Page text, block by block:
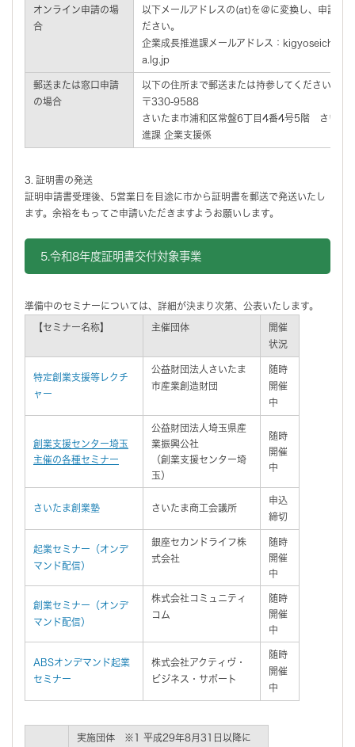
オンライン申請の場
合
以下メールアドレスの(at)を＠に変換し、申請書
ださい。
企業成長推進課メールアドレス：kigyoseicho-
a.lg.jp
郵送または窓口申請
の場合
以下の住所まで郵送または持参してください。
〒330-9588
さいたま市浦和区常盤6丁目4番4号5階 さいた
進課 企業支援係
3. 証明書の発送
証明申請書受理後、5営業日を目途に市から証明書を郵送で発送いたし
ます。余裕をもってご申請いただきますようお願いします。
5.令和8年度証明書交付対象事業
準備中のセミナーについては、詳細が決まり次第、公表いたします。
【セミナー名称】 主催団体
開催
状況
特定創業支援等レクチ
ャー
公益財団法人さいたま
市産業創造財団
随時
開催
中
創業支援センター埼玉
主催の各種セミナー
公益財団法人埼玉県産
業振興公社
（創業支援センター埼
玉）
随時
開催
中
さいたま創業塾 さいたま商工会議所
申込
締切
起業セミナー（オンデ
マンド配信）
銀座セカンドライフ株
式会社
随時
開催
中
創業セミナー（オンデ
マンド配信）
株式会社コミュニティ
コム
随時
開催
中
ABSオンデマンド起業
セミナー
株式会社アクティヴ・
ビジネス・サポート
随時
開催
中
実施団体 ※1 平成29年8月31日以降に